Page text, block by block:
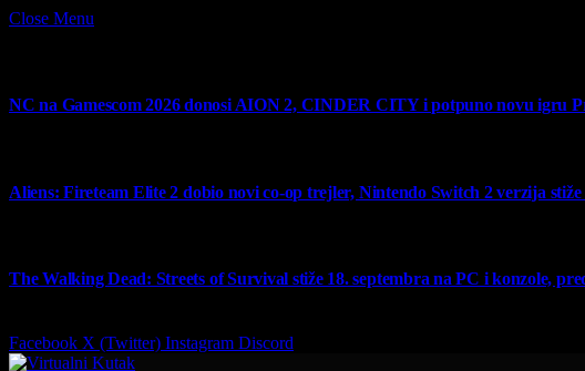
Close Menu
NC na Gamescom 2026 donosi AION 2, CINDER CITY i potpuno novu igru
Aliens: Fireteam Elite 2 dobio novi co-op trejler, Nintendo Switch 2 verzija stiže
The Walking Dead: Streets of Survival stiže 18. septembra na PC i konzole,
Facebook X (Twitter) Instagram Discord